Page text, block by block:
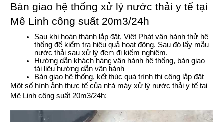
Bàn giao hệ thống xử lý nước thải y tế tại
Mê Linh công suất 20m3/24h
Sau khi hoàn thành lắp đặt, Việt Phát vận hành thử hệ
thống để kiểm tra hiệu quả hoạt động. Sau đó lấy mẫu
nước thải sau xử lý đem đi kiểm nghiệm.
Hướng dẫn khách hàng vận hành hệ thống, bàn giao
tài liệu hướng dẫn vận hành
Bàn giao hệ thống, kết thúc quá trình thi công lắp đặt
Một số hình ảnh thực tế của nhà máy xử lý nước thải y tế tại
Mê Linh công suất 20m3/24h: